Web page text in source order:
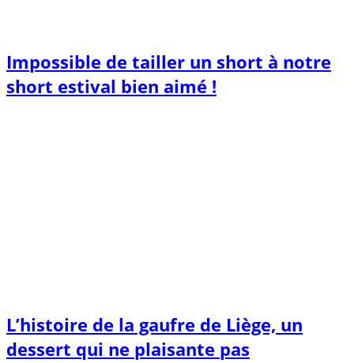
Impossible de tailler un short à notre
short estival bien aimé !
L’histoire de la gaufre de Liège, un
dessert qui ne plaisante pas